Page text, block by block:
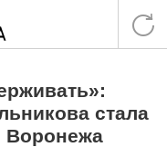
стала
Воронежа